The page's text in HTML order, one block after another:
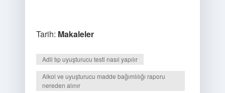
Tarih: Makaleler
Adli tıp uyuşturucu testi nasıl yapılır
Alkol ve uyuşturucu madde bağımlılığı raporu
nereden alınır